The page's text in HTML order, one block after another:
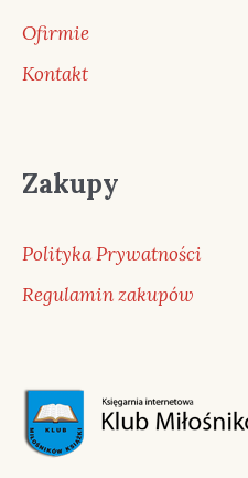
Ofirmie
Kontakt
Zakupy
Polityka Prywatności
Regulamin zakupów